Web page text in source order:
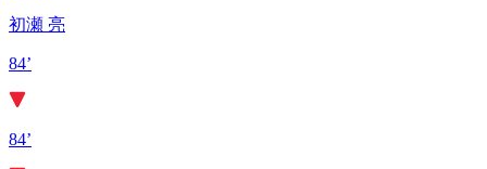
初瀬 亮
84’
84’